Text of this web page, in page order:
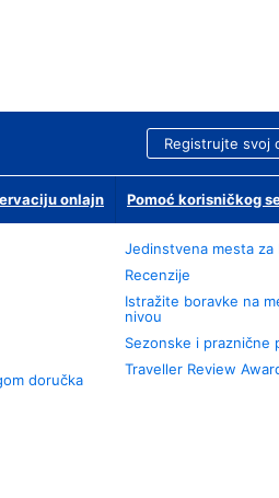
Registrujte svoj
onlajn Pomoć korisničkog
doručka
Jedinstvena mesta za
Recenzije
Istražite boravke na
nivou
Sezonske i praznične
Traveller Review